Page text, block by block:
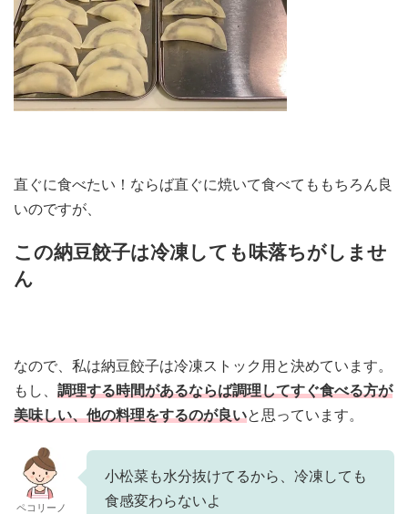
直ぐに食べたい！ならば直ぐに焼いて食べてももちろん良
いのですが、
この納豆餃子は冷凍しても味落ちがしませ
ん
なので、私は納豆餃子は冷凍ストック用と決めています。
もし、 調理する時間があるならば調理してすぐ食べる方が
美味しい、他の料理をするのが良いと思っています。
ペコリーノ
小松菜も水分抜けてるから、冷凍しても
食感変わらないよ